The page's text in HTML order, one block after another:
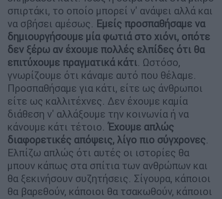
σπιρτάκι, το οποίο μπορεί ν' ανάψει αλλά και
να σβήσει αμέσως. Εμείς προσπαθήσαμε να
δημιουργήσουμε μία φωτιά στο χιόνι, οπότε
δεν ξέρω αν έχουμε πολλές ελπίδες ότι θα
επιτύχουμε πραγματικά κάτι. Ωστόσο,
γνωρίζουμε ότι κάναμε αυτό που θέλαμε.
Προσπαθήσαμε για κάτι, είτε ως άνθρωποι
είτε ως καλλιτέχνες. Δεν έχουμε καμία
διάθεση ν' αλλάξουμε την κοινωνία ή να
κάνουμε κάτι τέτοιο. Έχουμε απλώς
διαφορετικές απόψεις, λίγο πιο σύγχρονες.
Ελπίζω απλώς ότι αυτές οι ιστορίες θα
μπουν κάπως στα σπίτια των ανθρώπων και
θα ξεκινήσουν συζητήσεις. Σίγουρα, κάποιοι
θα βαρεθούν, κάποιοι θα τσακωθούν, κάποιοι